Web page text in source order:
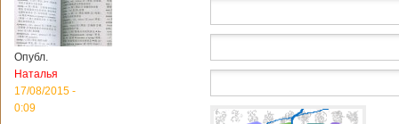
Опубл.
Наталья
17/08/2015 -
0:09